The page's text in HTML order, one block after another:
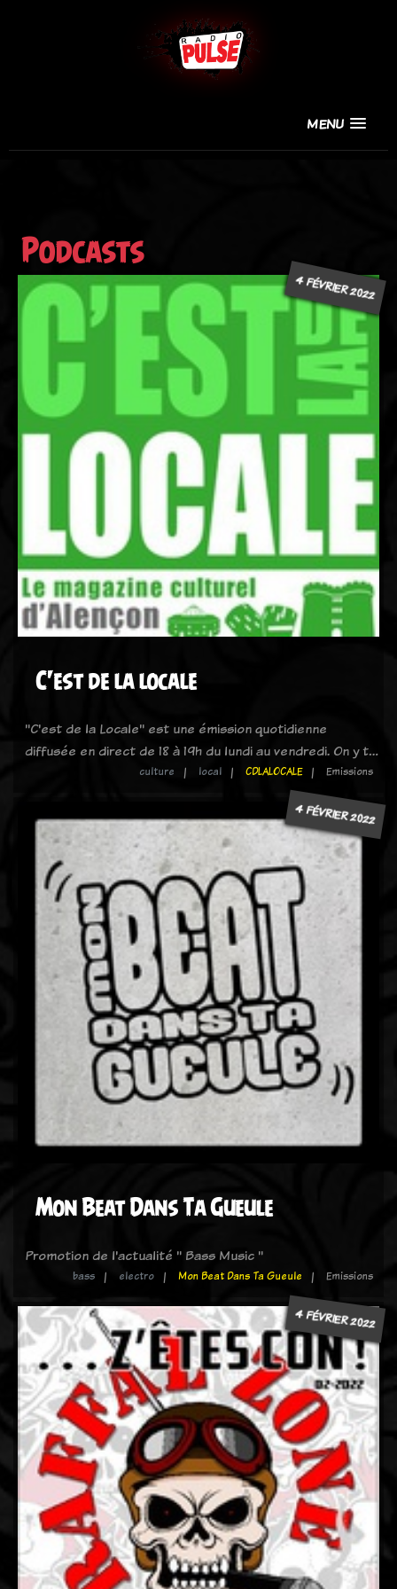
MENU
Podcasts
4 FÉVRIER 2022
C'est de la locale
"C'est de la Locale" est une émission quotidienne
diffusée en direct de 18 à 19h du lundi au vendredi. On y t…
culture local CDLALOCALE Emissions
4 FÉVRIER 2022
Mon Beat Dans Ta Gueule
Promotion de l'actualité " Bass Music "
bass electro Mon Beat Dans Ta Gueule Emissions
4 FÉVRIER 2022